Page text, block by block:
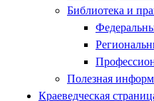
Библиотека и
Полезная
Краеведческая